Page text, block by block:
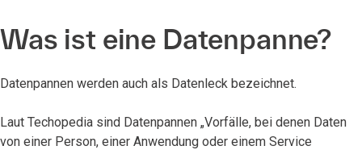
Was ist eine Datenpanne?
Datenpannen werden auch als Datenleck bezeichnet.
Laut Techopedia sind Datenpannen „Vorfälle, bei denen Daten
von einer Person, einer Anwendung oder einem Service